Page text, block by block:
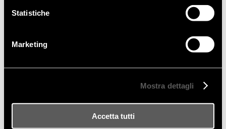
Statistiche
Marketing
Mostra dettagli
Accetta tutti